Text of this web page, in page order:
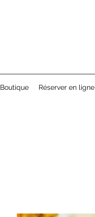
Boutique Réserver en ligne